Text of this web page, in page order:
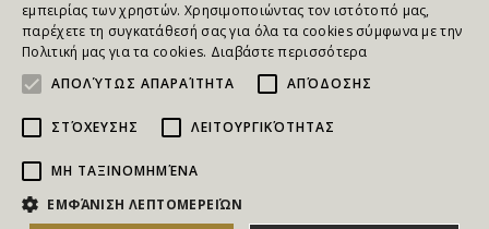
NEWSLETTER
εμπειρίας των χρηστών. Χρησιμοποιώντας τον ιστότοπό μας,
παρέχετε τη συγκατάθεσή σας για όλα τα cookies σύμφωνα με την
Πολιτική μας για τα cookies. Διαβάστε περισσότερα
ΑΠΟΛΎΤΩΣ ΑΠΑΡΑΊΤΗΤΑ
ΑΠΌΔΟΣΗΣ
ΣΤΌΧΕΥΣΗΣ ΛΕΙΤΟΥΡΓΙΚΌΤΗΤΑΣ
ΜΗ ΤΑΞΙΝΟΜΗΜΈΝΑ
ΕΜΦΆΝΙΣΗ ΛΕΠΤΟΜΕΡΕΙΏΝ